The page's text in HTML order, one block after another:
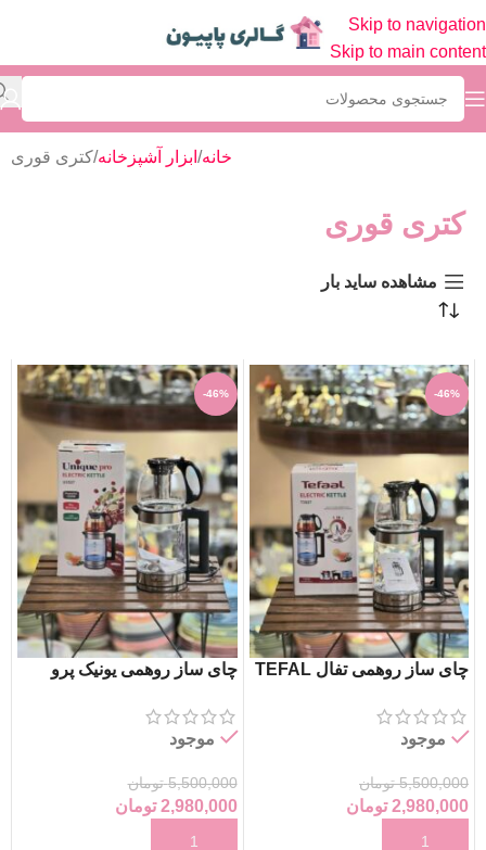
Skip to navigation
Skip to main content
خانه ابزار آشپزخانه کتری قوری
کتری قوری
مشاهده ساید بار
-46%
چای ساز روهمی تفال TEFAL
موجود
5,500,000 تومان
2,980,000 تومان
افزودن به سبد خرید
-46%
چای ساز روهمی یونیک پرو
موجود
5,500,000 تومان
2,980,000 تومان
افزودن به سبد خرید